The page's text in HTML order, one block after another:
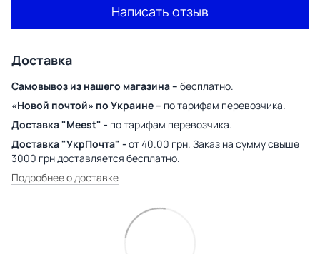
Написать отзыв
Доставка
Самовывоз из нашего магазина – бесплатно.
«Новой почтой» по Украине – по тарифам перевозчика.
Доставка "Meest" - по тарифам перевозчика.
Доставка "УкрПочта" - от 40.00 грн. Заказ на сумму свыше
3000 грн доставляется бесплатно.
Подробнее о доставке